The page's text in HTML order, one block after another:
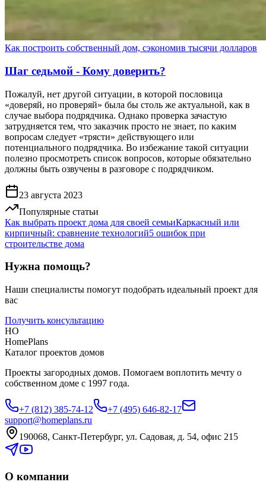
Как построить собственный дом, сэкономив тысячи долларов
Шаг седьмой - Кому доверить?
Пожалуй, нет другой ситуации, в которой пословица
«доверяй, но проверяй» была бы столь же актуальной, как в
случае выбора подрядчика. Однако проверка зачастую
затрудняется тем, что заказчик просто не знает, по каким
вопросам следует «трясти» действующего или
потенциального подрядчика. Во избежание такой ситуации
полезно просмотреть список вопросов, которые обязательно
должны быть озвучены в разговоре с подрядчиком.
23 августа 2023
Популярные статьи
Как выбрать проект дома для своей семьиКаркасный или
кирпичный: сравнение технологий5 ошибок при
строительстве дома
Нужна помощь?
Наши специалисты помогут подобрать идеальный проект для
вас
Получить консультацию
HO
HomePlans
Каталог проектов домов
Проекты загородных домов. Помогаем воплотить мечту о
собственном доме с 1997 года.
+7 (812) 385-74-12
+7 (495) 646-82-17
support@homeplans.ru
190068, Санкт-Петербург, ул. Садовая, д. 54, офис 215
О компании